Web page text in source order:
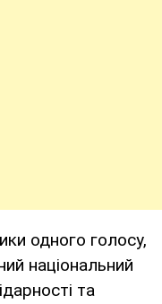
одного голосу,
національний
та